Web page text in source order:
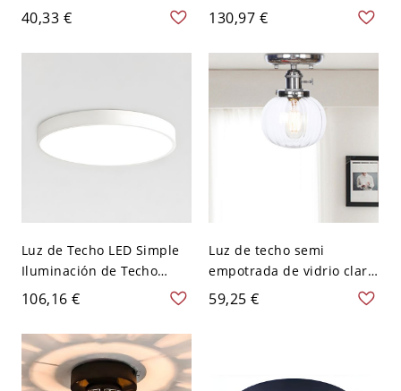
bombillas LED y pantalla
acrílica ambiental - 110 A
120 V 20,32 cm Blanco
40,33 €
Techo Simple para
Habitación - Latón 110 A
120 V 30,48 cm Redondo
130,97 €
Luz de Techo LED Simple
Iluminación de Techo
Rasante de Metal para
Dormitorio - Blanco 110 A
120 V 30,48 cm Redondo
106,16 €
Luz de techo semi
empotrada de vidrio claro
de 1 bombilla, redonda
cromada e industrial para
59,25 €